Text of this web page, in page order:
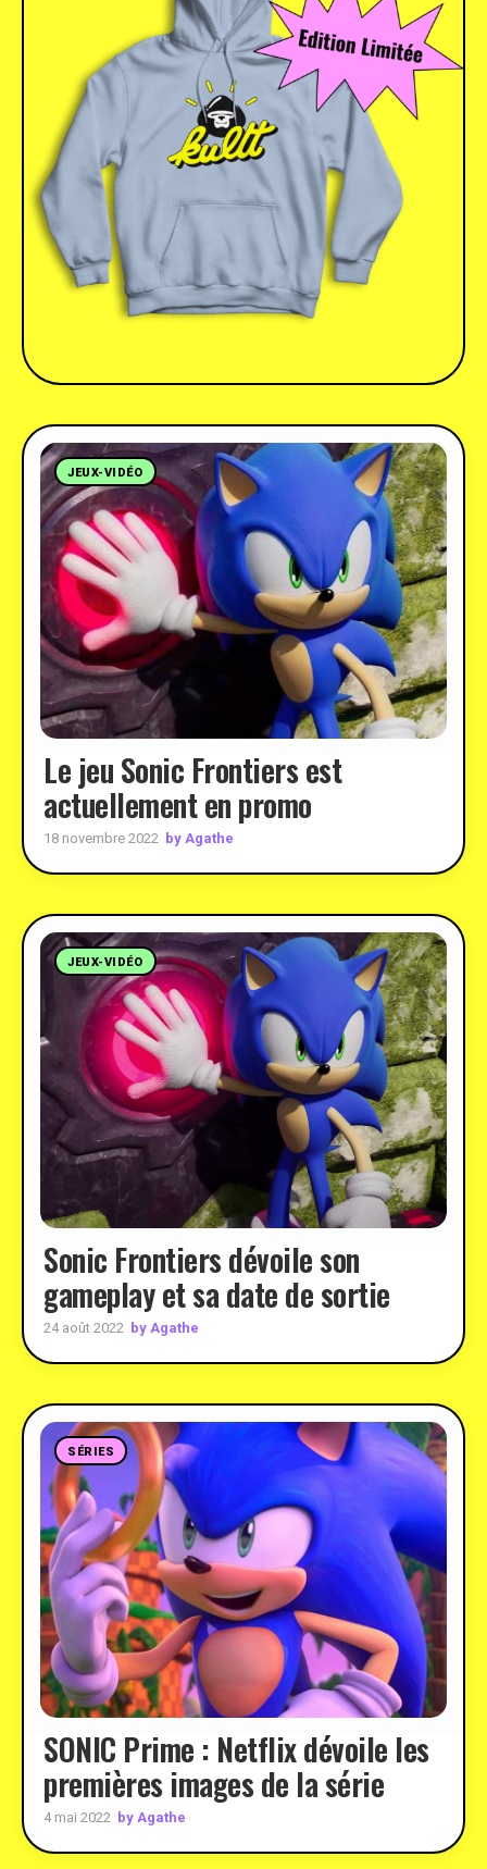
JEUX-VIDÉO
Le jeu Sonic Frontiers est
actuellement en promo
18 novembre 2022 by Agathe
JEUX-VIDÉO
Sonic Frontiers dévoile son
gameplay et sa date de sortie
24 août 2022 by Agathe
SÉRIES
SONIC Prime : Netflix dévoile les
premières images de la série
4 mai 2022 by Agathe